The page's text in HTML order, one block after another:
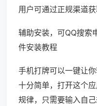
用户可通过正规渠道获
辅助安装，可QQ搜
件安装教程
手机打牌可以一键让
十分简单，打开这个
规律，只需要输入自